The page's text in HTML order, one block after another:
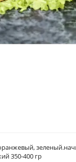
350-400 гр